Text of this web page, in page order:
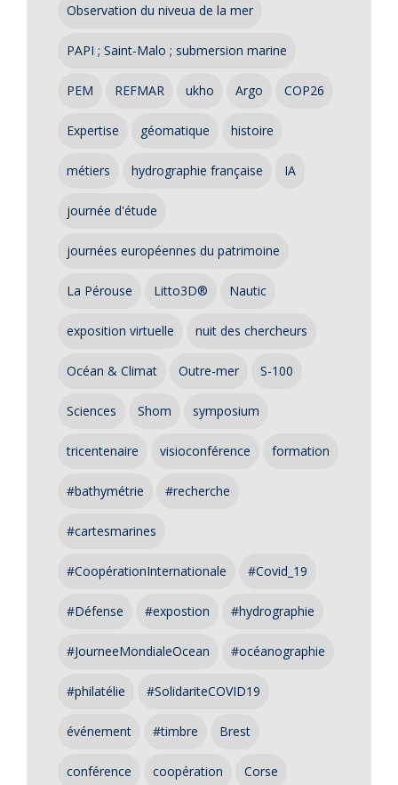
Observation du niveua de la mer
PAPI ; Saint-Malo ; submersion marine
PEM REFMAR ukho Argo COP26
Expertise géomatique histoire
métiers hydrographie française IA
journée d'étude
journées européennes du patrimoine
La Pérouse Litto3D® Nautic
exposition virtuelle nuit des chercheurs
Océan & Climat Outre-mer S-100
Sciences Shom symposium
tricentenaire visioconférence formation
#bathymétrie #recherche
#cartesmarines
#CoopérationInternationale #Covid_19
#Défense #expostion #hydrographie
#JourneeMondialeOcean #océanographie
#philatélie #SolidariteCOVID19
événement #timbre Brest
conférence coopération Corse